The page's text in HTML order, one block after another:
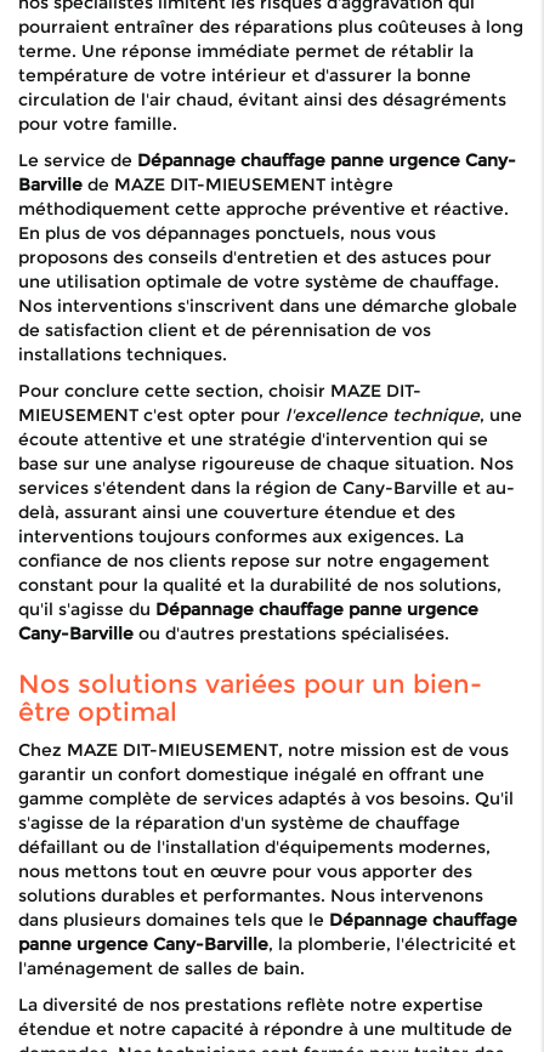
pourraient entraîner des réparations plus coûteuses à long
terme. Une réponse immédiate permet de rétablir la
température de votre intérieur et d'assurer la bonne
circulation de l'air chaud, évitant ainsi des désagréments
pour votre famille.
Le service de Dépannage chauffage panne urgence Cany-
Barville de MAZE DIT-MIEUSEMENT intègre
méthodiquement cette approche préventive et réactive.
En plus de vos dépannages ponctuels, nous vous
proposons des conseils d'entretien et des astuces pour
une utilisation optimale de votre système de chauffage.
Nos interventions s'inscrivent dans une démarche globale
de satisfaction client et de pérennisation de vos
installations techniques.
Pour conclure cette section, choisir MAZE DIT-
MIEUSEMENT c'est opter pour l'excellence technique, une
écoute attentive et une stratégie d'intervention qui se
base sur une analyse rigoureuse de chaque situation. Nos
services s'étendent dans la région de Cany-Barville et au-
delà, assurant ainsi une couverture étendue et des
interventions toujours conformes aux exigences. La
confiance de nos clients repose sur notre engagement
constant pour la qualité et la durabilité de nos solutions,
qu'il s'agisse du Dépannage chauffage panne urgence
Cany-Barville ou d'autres prestations spécialisées.
Nos solutions variées pour un bien-
être optimal
Chez MAZE DIT-MIEUSEMENT, notre mission est de vous
garantir un confort domestique inégalé en offrant une
gamme complète de services adaptés à vos besoins. Qu'il
s'agisse de la réparation d'un système de chauffage
défaillant ou de l'installation d'équipements modernes,
nous mettons tout en œuvre pour vous apporter des
solutions durables et performantes. Nous intervenons
dans plusieurs domaines tels que le Dépannage chauffage
panne urgence Cany-Barville, la plomberie, l'électricité et
l'aménagement de salles de bain.
La diversité de nos prestations reflète notre expertise
étendue et notre capacité à répondre à une multitude de